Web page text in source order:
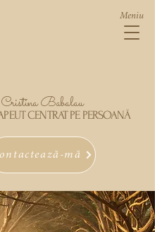
Meniu
Cristina Babalau
CENTRAT PE PERSOANĂ
mă